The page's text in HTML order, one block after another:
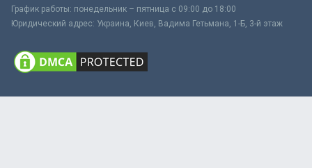
График работы: понедельник – пятница с 09:00 до 18:00
Юридический адрес: Украина, Киев, Вадима Гетьмана, 1-Б, 3-й этаж